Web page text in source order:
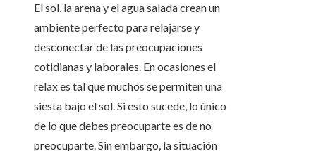
El sol, la arena y el agua salada crean un
ambiente perfecto para relajarse y
desconectar de las preocupaciones
cotidianas y laborales. En ocasiones el
relax es tal que muchos se permiten una
siesta bajo el sol. Si esto sucede, lo único
de lo que debes preocuparte es de no
preocuparte. Sin embargo, la situación